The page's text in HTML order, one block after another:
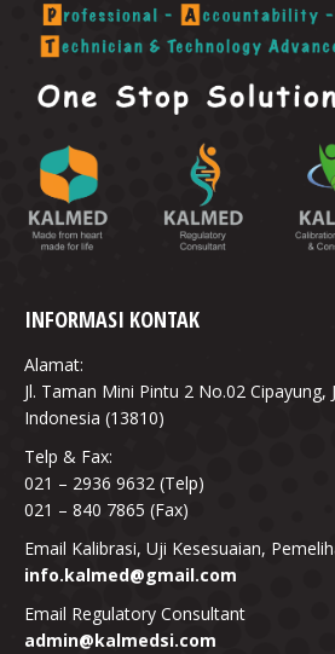
INFORMASI KONTAK
Alamat:
Jl. Taman Mini Pintu 2 No.02 Cipayung,
Indonesia (13810)
Telp & Fax:
021 – 2936 9632 (Telp)
021 – 840 7865 (Fax)
Email Kalibrasi, Uji Kesesuaian,
info.kalmed@gmail.com
Email Regulatory Consultant
admin@kalmedsi.com